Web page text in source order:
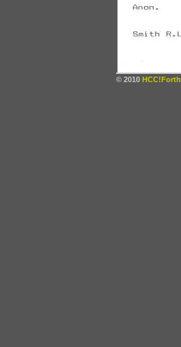
© 2010 HCC!Forth